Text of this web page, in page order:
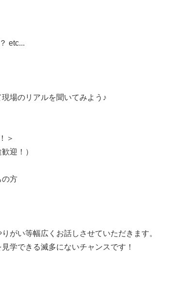
etc...
場のリアルを聞いてみよう♪
＞
迎！）
の方
がい等幅広くお話しさせていただきます。
学できる滅多にないチャンスです！